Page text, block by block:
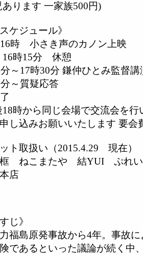
ります 一家族500円)
ケジュール》
時 小さき声のカノン上映
16時15分 休憩
～17時30分 鎌仲ひとみ監督講
～質疑応答
18時から同じ会場で交流会を
し込みお願いいたします 要会
ト取扱い（2015.4.29 現在）
框 ねこまたや 結YUI ぷれ
本店
じ》
福島原発事故から4年。事故
であるといった議論が続く中